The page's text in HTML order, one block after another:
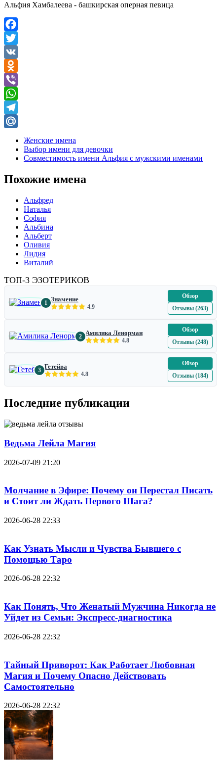
Альфия Хамбалеева - башкирская оперная певица
Facebook
Twitter
VK
Odnoklassniki
Viber
WhatsApp
Telegram
Женские имена
Выбор имени для девочки
Совместимость имени Альфия с мужскими именами
Похожие имена
Альфред
Наталья
София
Альбина
Альберт
Оливия
Лидия
Виталий
ТОП-3 ЭЗОТЕРИКОВ
1 Знамение
4.9
Обзор
Отзывы (263)
2 Амилика Ленорман
4.8
Обзор
Отзывы (248)
3 Гетейва
4.8
Обзор
Отзывы (184)
Последние публикации
Ведьма Лейла Магия
2026-07-09 21:20
Молчание в Эфире: Почему он Перестал Писать
и Стоит ли Ждать Первого Шага?
2026-06-28 22:33
Как Узнать Мысли и Чувства Бывшего с
Помощью Таро
2026-06-28 22:32
Как Понять, Что Женатый Мужчина Никогда не
Уйдет из Семьи: Экспресс-диагностика
2026-06-28 22:32
Тайный Приворот: Как Работает Любовная
Магия и Почему Опасно Действовать
Самостоятельно
2026-06-28 22:32